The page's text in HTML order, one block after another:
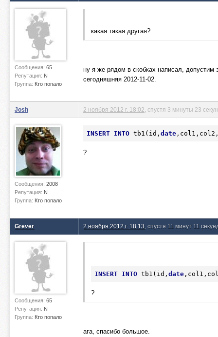
Сообщения: 65
Репутация: N
Группа: Кто попало
какая такая другая?
ну я же рядом в скобках написал, допустим
сегодняшняя 2012-11-02.
Josh
Сообщения: 2008
Репутация: N
Группа: Кто попало
2 ноября 2012 г. 18:02 , спустя 3 минуты 23
INSERT INTO tb1(id, date
?
Grever
Сообщения: 65
Репутация: N
Группа: Кто попало
2 ноября 2012 г. 18:13 , спустя 11 минут 11
INSERT INTO tb1(id, date
?
ага, спасибо большое.